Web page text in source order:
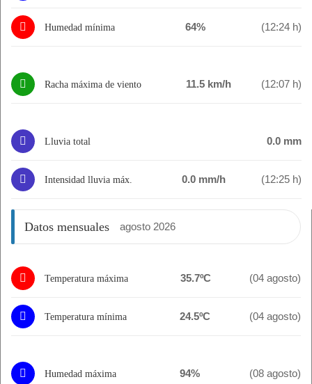
Humedad mínima 64% (12:24 h)
Racha máxima de viento 11.5 km/h (12:07 h)
Lluvia total 0.0 mm
Intensidad lluvia máx. 0.0 mm/h (12:25 h)
Datos mensuales agosto 2026
Temperatura máxima 35.7ºC (04 agosto)
Temperatura mínima 24.5ºC (04 agosto)
Humedad máxima 94% (08 agosto)